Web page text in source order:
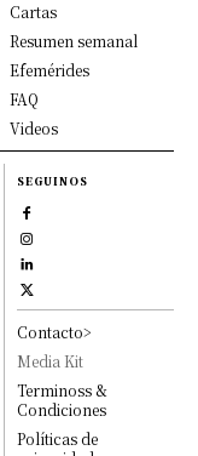
Cartas
Resumen semanal
Efemérides
FAQ
Videos
SEGUINOS
Contacto>
Media Kit
Terminoss &
Condiciones
Políticas de